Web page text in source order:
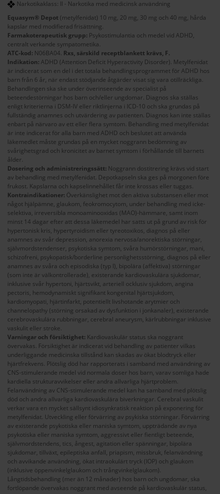
Narkotikaklass: II - Narkotika med medicinsk användning
Equasym® Depot (metylfenidat) 10 mg, 20 mg, 30 mg och 40 mg, hårda
kapslar med modifierad frisättning.
Farmakoterapeutisk grupp: Psykostimulantia och medel vid ADHD,
centralt verkande sympatometika.
ATC-kod: N06BA04. Rxs, särskild receptblankett krävs, F.
Indikation: ADHD (Attention Deficit Hyperactivity Disorder). Metylfenidat
är indicerat som en del i det totala behandlingsprogrammet för ADHD hos
barn från 6 år, när endast stödjande åtgärder visat sig vara otillräckliga.
Behandlingen ska ske under överinseende av specialist på
beteendestörningar hos barn och/eller ungdomar. Diagnos ska ställas
enligt kriterierna i DSM-IV eller riktlinjerna i ICD-10 och ska grundas på
fullständig anamnes och utvärdering av patienten. Diagnos kan inte ställas
enbart på närvaro av ett eller flera symtom. Behandling med metylfenidat
är inte indicerat för alla barn med ADHD och beslutet att använda
läkemedlet måste grundas på en mycket noggrann bedömning av
svårighetsgrad och kronicitet av barnet symtom i förhållande till barnets
ålder.
Dosering och administreringssätt: Noggrann dostitrering krävs vid start
av behandling med metylfenidat. Depotkapseln ska ges på morgonen före
frukost. Kapslarna och kapselinnehållet får inte krossas eller tuggas.
Kontraindikationer: Överkänslighet mot den aktiva substansen eller mot
något hjälpämne, glaukom, feokromocytom, under behandling med icke-
selektiva, irreversibla monoaminooxidas (MAO)-hämmare, samt inom
minst 14 dagar efter att dessa läkemedel har satts ut på grund av risk för
hypertonisk kris, hypertyroidism eller tyreotoxikos, diagnos på eller
anamnes av svår depression, anorexia nervosa/anorektiska störningar,
självmordstendenser, psykotiska symtom, svåra humörstörningar, mani,
schizofreni, psykopatisk/borderline personlighetsstörning, diagnos på eller
anamnes av svåra och episodiska (typ I), bipolära (affektiva) störningar
(som inte är välkontrollerade), existerande kardiovaskulära sjukdomar,
inklusive svår hypertoni, hjärtsvikt, arteriell ocklusiv sjukdom, angina
pectoris, hemodynamiskt signifikant kongenital hjärtsjukdom,
kardiomyopati, hjärtinfarkt, potentiellt livshotande arytmier och
channelopathy (störning orsakad av dysfunktion i jonkanaler), existerande
cerebrovaskulära rubbningar, cerebral aneurysm, kärlrubbningar inklusive
vaskulit eller stroke.
Varningar och försiktighet: Kardiovaskulär status ska noggrant
övervakas. Försiktighet är indicerat vid behandling av patienter vilkas
underliggande medicinska tillstånd kan skadas av ökat blodtryck eller
hjärtfrekvens. Plötslig död har rapporterats i samband med användning av
CNS-stimulerande medel vid normala doser hos barn, varav somliga hade
kardiella strukturavvikelser eller andra allvarliga hjärtproblem.
Felanvändning av CNS-stimulerande medel kan ha samband med plötslig
död och andra allvarliga kardiovaskulära biverkningar. Cerebral vaskulit
verkar vara en mycket sällsynt idiosynkratisk reaktion på exponering för
metylfenidat. Utveckling eller förvärring av psykiska störningar. Förvärring
av existerande psykotiska eller maniska symtom, uppträdande av nya
psykotiska eller maniska symtom, aggressivt eller fientligt beteende,
självmordstendens, tics, ångest, agitation eller spänningar, bipolära
sjukdomar, tillväxt, epileptiska anfall, priapism, missbruk, felanvändning
och avvikande användning, ökat intraokulärt tryck (IOP) och glaukom
(inklusive öppenvinkelglaukom och trångvinkelglaukom).
Långtidsbehandling (mer än 12 månader) hos barn och ungdomar, ska
fortlöpande övervakas noggrant med avseende på kardiovaskulär status,